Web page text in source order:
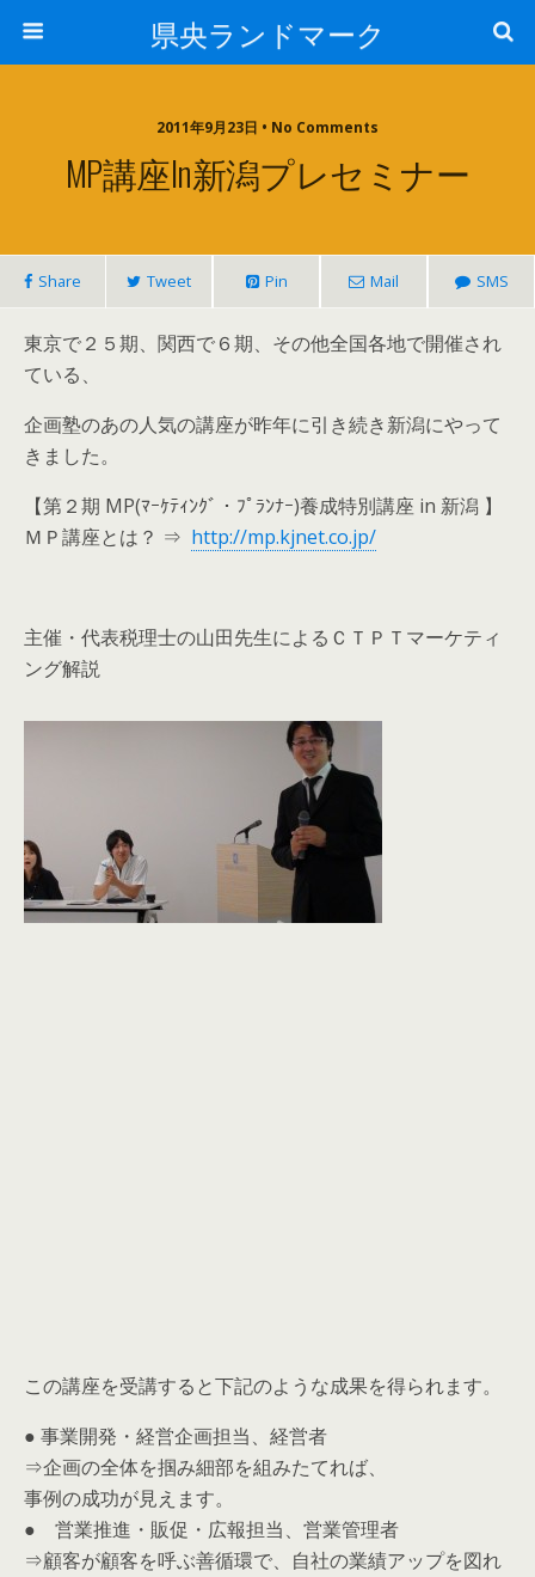
県央ランドマーク
2011年9月23日 • No Comments
MP講座in新潟プレセミナー
Share Tweet Pin Mail SMS
東京で２５期、関西で６期、その他全国各地で開催され
ている、
企画塾のあの人気の講座が昨年に引き続き新潟にやって
きました。
【第２期 MP(ﾏｰｹﾃｨﾝｸﾞ・ﾌﾟﾗﾝﾅｰ)養成特別講座 in 新潟 】
ＭＰ講座とは？ ⇒ http://mp.kjnet.co.jp/
主催・代表税理士の山田先生によるＣＴＰＴマーケティ
ング解説
この講座を受講すると下記のような成果を得られます。
● 事業開発・経営企画担当、経営者
⇒企画の全体を掴み細部を組みたてれば、
事例の成功が見えます。
● 営業推進・販促・広報担当、営業管理者
⇒顧客が顧客を呼ぶ善循環で、自社の業績アップを図れ